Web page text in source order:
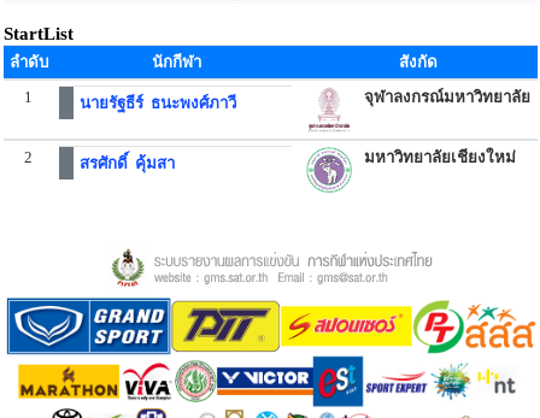
StartList
ลำดับ นักกีฬา
สังกัด
1
นายรัฐธีร์ ธนะพงศ์ภาวี จุฬาลงกรณ์มหาวิทยาลัย
2 สรศักดิ์ คุ้มสา มหาวิทยาลัยเชียงใหม่